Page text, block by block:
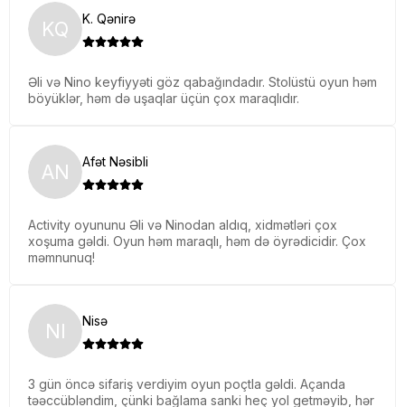
KQ K. Qənirə
Əli və Nino keyfiyyəti göz qabağındadır. Stolüstü oyun həm
böyüklər, həm də uşaqlar üçün çox maraqlıdır.
AN Afət Nəsibli
Activity oyununu Əli və Ninodan aldıq, xidmətləri çox
xoşuma gəldi. Oyun həm maraqlı, həm də öyrədicidir. Çox
məmnunuq!
NI Nisə
3 gün öncə sifariş verdiyim oyun poçtla gəldi. Açanda
təəccübləndim, çünki bağlama sanki heç yol getməyib, hər